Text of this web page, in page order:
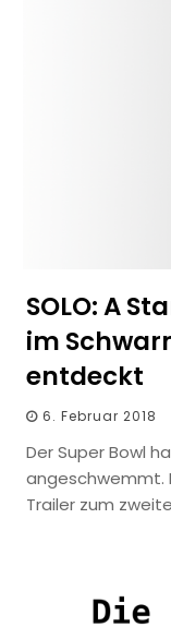
SOLO: A
im
entdeckt
6. Februar 2018
Der Super Bowl
angeschwemmt.
Trailer zum